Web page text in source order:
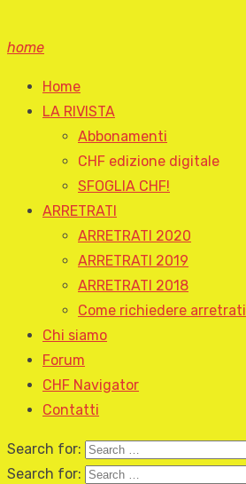
home
Home
LA RIVISTA
Abbonamenti
CHF edizione digitale
SFOGLIA CHF!
ARRETRATI
ARRETRATI 2020
ARRETRATI 2019
ARRETRATI 2018
Come richiedere arretrati
Chi siamo
Forum
CHF Navigator
Contatti
Search for:
Search for: